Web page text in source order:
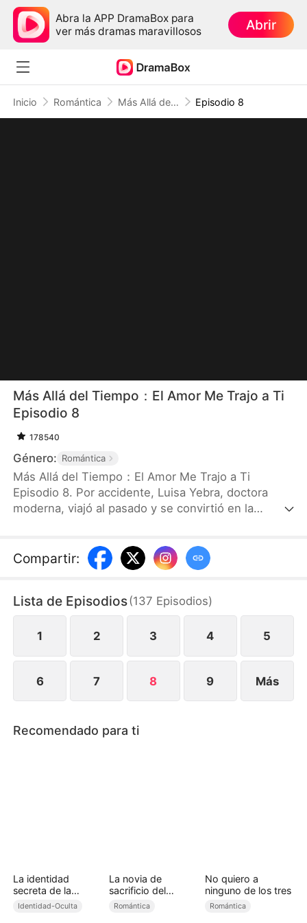
Abra la APP DramaBox para
ver más dramas maravillosos
Abrir
Inicio Romántica Más Allá del Tiempo：El Amor Me Trajo a Ti Episodio 8
Más Allá del Tiempo：El Amor Me Trajo a Ti
Episodio 8
178540
Género: Romántica
Más Allá del Tiempo：El Amor Me Trajo a Ti
Episodio 8. Por accidente, Luisa Yebra, doctora
moderna, viajó al pasado y se convirtió en la
muy profundo. Recién llegada, Luisa se encontró
con un herido grave, y casi fue encarcelada
llevaban Luisa y Néstor, poco a poco se volvieron
más cercanos, hasta que finalmente se unieron de
verdad.
Compartir:
Lista de Episodios(137 Episodios)
1 2 3 4 5
6 7 8 9 Más
Recomendado para ti
La identidad
secreta de la
omega rechazada
Identidad-Oculta
La novia de
sacrificio del
príncipe alfa
Romántica
No quiero a
ninguno de los tres
Romántica